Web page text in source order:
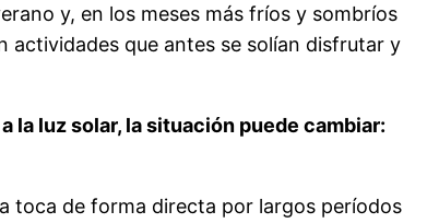
y, en los meses más fríos y sombríos
actividades que antes se solían disfrutar y
la luz solar, la situación puede cambiar:
toca de forma directa por largos períodos